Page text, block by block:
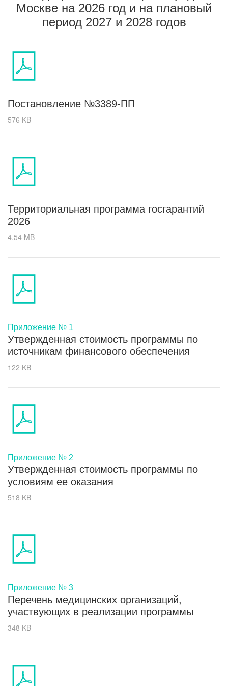
Москве на 2026 год и на плановый
период 2027 и 2028 годов
Постановление №3389-ПП
576 KB
Территориальная программа госгарантий
2026
4.54 MB
Приложение № 1
Утвержденная стоимость программы по
источникам финансового обеспечения
122 KB
Приложение № 2
Утвержденная стоимость программы по
условиям ее оказания
518 KB
Приложение № 3
Перечень медицинских организаций,
участвующих в реализации программы
348 KB